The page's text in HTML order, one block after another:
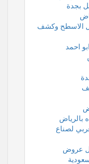
بجدة
الاسطح وكشف
احمد
بالرياض
لصناع
عروض